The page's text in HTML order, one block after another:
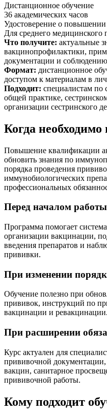
Дистанционное обучение
36 академических часов
Удостоверение о
Для среднего медицинского
Что получите: актуальные
вакцинопрофилактики,
документации и
Формат: дистанционное
доступом к материалам в
Подходит: специалистам по
общей практике,
организации сестринского
Когда необходимо
Повышение квалификации
обновить знания по
порядка проведения
иммунобиологических
профессиональных
Перед началом
Программа помогает
организации вакцинации,
введения препаратов и
прививки.
При изменении
Обучение полезно при
прививок, инструкций по
вакцинации и ревакцинации.
При расширении
Курс актуален для
прививочной
вакцин, санитарное
прививочной работы.
Кому подходит